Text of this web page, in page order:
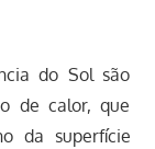
do Sol são
de calor, que
da superfície